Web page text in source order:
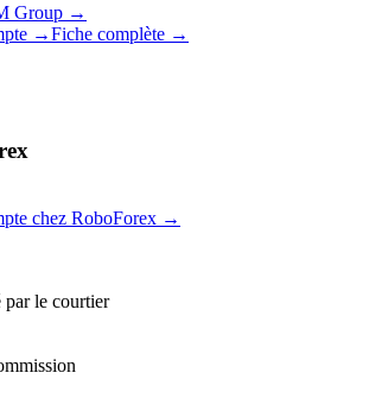
Group →
→Fiche complète →
chez RoboForex →
le courtier